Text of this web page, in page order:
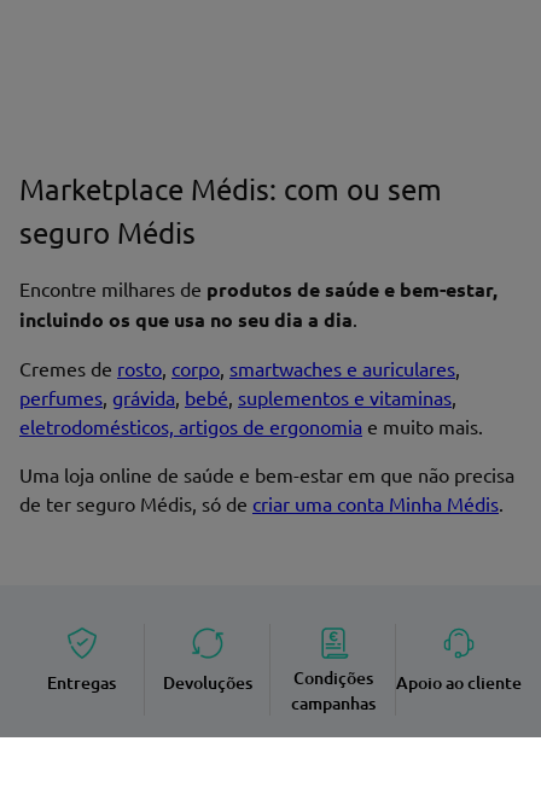
Nome*
Endereço de email
Marketplace Médis: com ou sem
seguro Médis
Encontre milhares de produtos de saúde e bem-estar,
incluindo os que usa no seu dia a dia.
Cremes de rosto, corpo, smartwaches e auriculares,
perfumes, grávida, bebé, suplementos e vitaminas,
eletrodomésticos, artigos de ergonomia e muito mais.
Uma loja online de saúde e bem-estar em que não precisa
de ter seguro Médis, só de criar uma conta Minha Médis.
Entregas Devoluções
Condições
campanhas
Apoio ao cliente